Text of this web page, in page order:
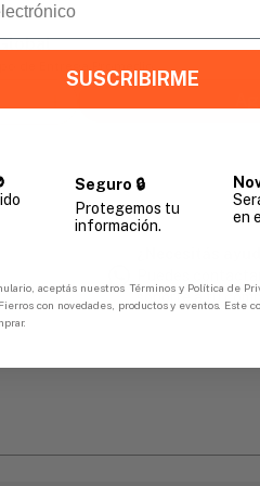
soporte a tu
SUSCRIBIRME
Seguro 🔒
Protegemos tu
información.
en
aceptás nuestros Términos y Política de
con novedades, productos y eventos. Este